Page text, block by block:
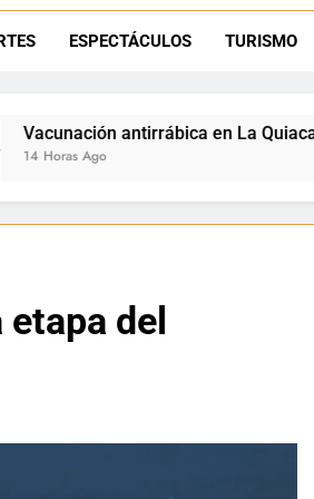
en La Quiaca: realizarán una
ESPECTÁCULOS TURISMO
en La Quiaca: el operativo llegará a
del